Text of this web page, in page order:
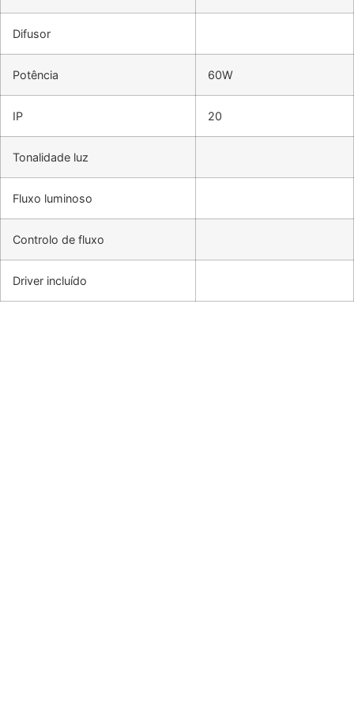
Difusor
Potência 60W
IP 20
Tonalidade luz
Fluxo luminoso
Controlo de fluxo
Driver incluído